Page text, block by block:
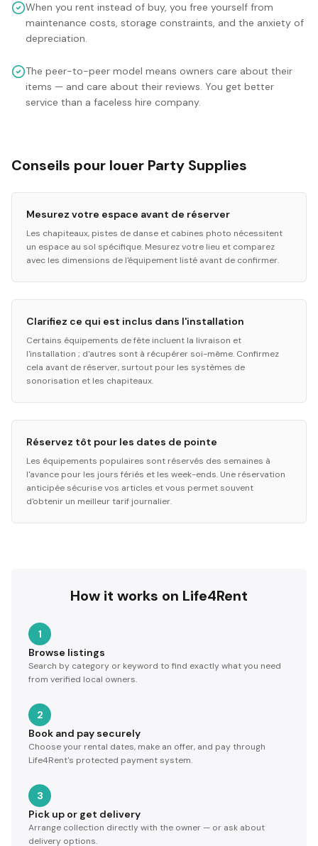
When you rent instead of buy, you free yourself from
maintenance costs, storage constraints, and the anxiety of
depreciation.
The peer-to-peer model means owners care about their
items — and care about their reviews. You get better
service than a faceless hire company.
Conseils pour louer Party Supplies
Mesurez votre espace avant de réserver
Les chapiteaux, pistes de danse et cabines photo nécessitent
un espace au sol spécifique. Mesurez votre lieu et comparez
avec les dimensions de l'équipement listé avant de confirmer.
Clarifiez ce qui est inclus dans l'installation
Certains équipements de fête incluent la livraison et
l'installation ; d'autres sont à récupérer soi-même. Confirmez
cela avant de réserver, surtout pour les systèmes de
sonorisation et les chapiteaux.
Réservez tôt pour les dates de pointe
Les équipements populaires sont réservés des semaines à
l'avance pour les jours fériés et les week-ends. Une réservation
anticipée sécurise vos articles et vous permet souvent
d'obtenir un meilleur tarif journalier.
How it works on Life4Rent
1
Browse listings
Search by category or keyword to find exactly what you need
from verified local owners.
2
Book and pay securely
Choose your rental dates, make an offer, and pay through
Life4Rent's protected payment system.
3
Pick up or get delivery
Arrange collection directly with the owner — or ask about
delivery options.